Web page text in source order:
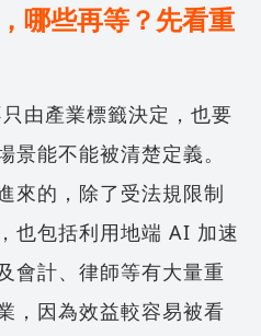
哪些再等？先看重
由產業標籤決定，也要
景能不能被清楚定義。
來的，除了受法規限制
也包括利用地端 AI 加速
會計、律師等有大量重
，因為效益較容易被看